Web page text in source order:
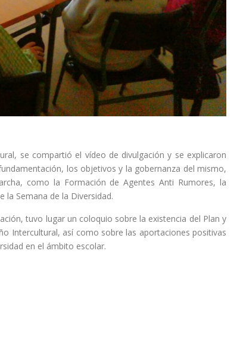
se compartió el vídeo de divulgación y se explicaron
los objetivos y la gobernanza del mismo,
como la Formación de Agentes Anti Rumores, la
la Semana de la Diversidad.
tuvo lugar un coloquio sobre la existencia del Plan y
Intercultural, así como sobre las aportaciones positivas
en el ámbito escolar.